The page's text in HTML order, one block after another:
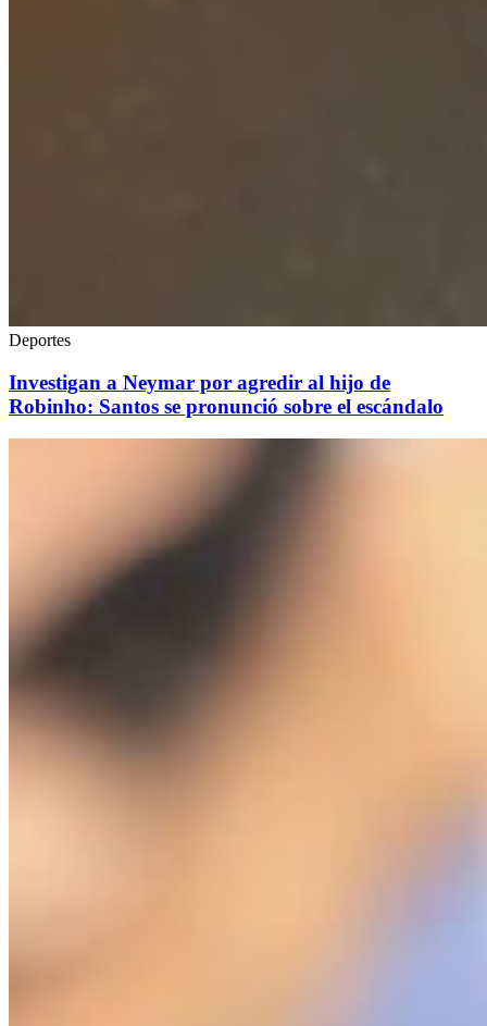
Deportes
Investigan a Neymar por agredir al hijo de
Robinho: Santos se pronunció sobre el escándalo